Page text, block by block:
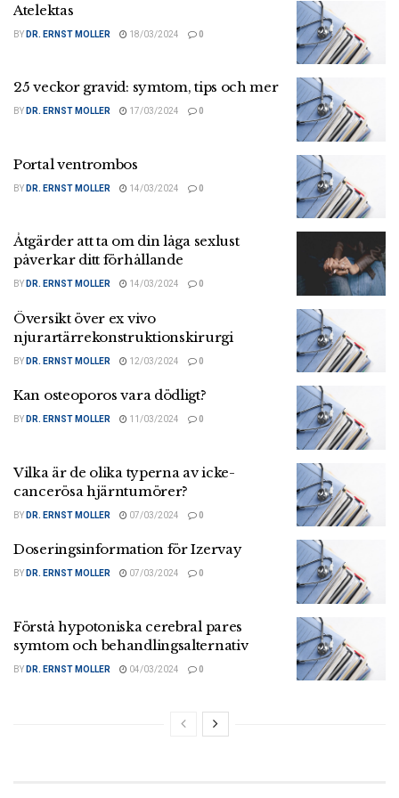
Atelektas
BY DR. ERNST MOLLER 18/03/2024 0
25 veckor gravid: symtom, tips och mer
BY DR. ERNST MOLLER 17/03/2024 0
Portal ventrombos
BY DR. ERNST MOLLER 14/03/2024 0
Åtgärder att ta om din låga sexlust
påverkar ditt förhållande
BY DR. ERNST MOLLER 14/03/2024 0
Översikt över ex vivo
njurartärrekonstruktionskirurgi
BY DR. ERNST MOLLER 12/03/2024 0
Kan osteoporos vara dödligt?
BY DR. ERNST MOLLER 11/03/2024 0
Vilka är de olika typerna av icke-
cancerösa hjärntumörer?
BY DR. ERNST MOLLER 07/03/2024 0
Doseringsinformation för Izervay
BY DR. ERNST MOLLER 07/03/2024 0
Förstå hypotoniska cerebral pares
symtom och behandlingsalternativ
BY DR. ERNST MOLLER 04/03/2024 0